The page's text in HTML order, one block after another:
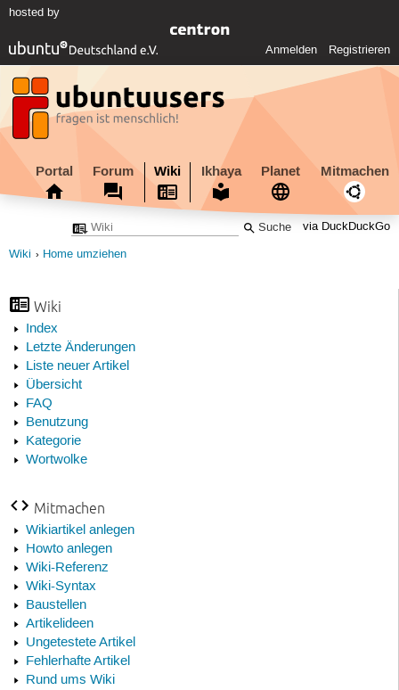
hosted by
Anmelden Registrieren
Portal Forum Wiki Ikhaya Planet Mitmachen
via DuckDuckGo
Wiki Home umziehen
Wiki
Index
Letzte Änderungen
Liste neuer Artikel
Übersicht
FAQ
Benutzung
Kategorie
Wortwolke
Mitmachen
Wikiartikel anlegen
Howto anlegen
Wiki-Referenz
Wiki-Syntax
Baustellen
Artikelideen
Ungetestete Artikel
Fehlerhafte Artikel
Rund ums Wiki